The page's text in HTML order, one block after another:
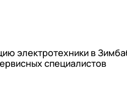
электротехники в
специалистов